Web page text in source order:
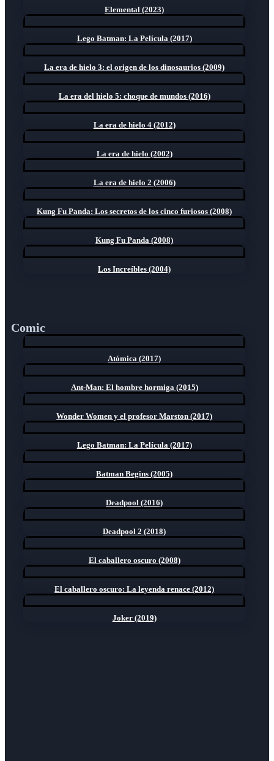
Elemental (2023)
Lego Batman: La Película (2017)
La era de hielo 3: el origen de los dinosaurios (2009)
La era del hielo 5: choque de mundos (2016)
La era de hielo 4 (2012)
La era de hielo (2002)
La era de hielo 2 (2006)
Kung Fu Panda: Los secretos de los cinco furiosos (2008)
Kung Fu Panda (2008)
Los Increíbles (2004)
Comic
Atómica (2017)
Ant-Man: El hombre hormiga (2015)
Wonder Women y el profesor Marston (2017)
Lego Batman: La Película (2017)
Batman Begins (2005)
Deadpool (2016)
Deadpool 2 (2018)
El caballero oscuro (2008)
El caballero oscuro: La leyenda renace (2012)
Joker (2019)